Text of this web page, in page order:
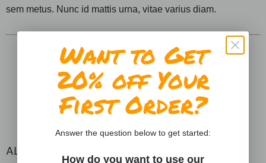
sem metus. Nunc id mattis urna, vitae varius diam.
ALSO IN NEWS
Want to Get
20% off Your
First Order?
Answer the question below to get started:
How do you want to use our